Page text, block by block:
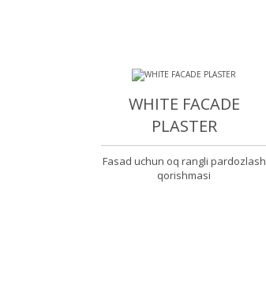
WHITE FAСADE
PLASTER
Fasad uchun oq rangli pardozlash
qorishmasi